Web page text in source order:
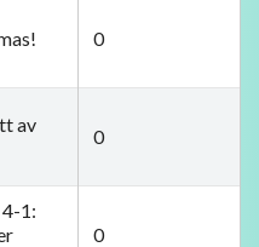
0
av
0
1:
0